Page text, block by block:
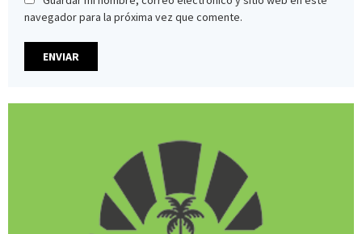
navegador para la próxima vez que comente.